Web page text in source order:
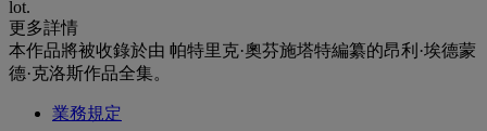
lot.
更多詳情
本作品將被收錄於由 帕特里克·奧芬施塔特編纂的昂利·埃德蒙
德·克洛斯作品全集。
業務規定